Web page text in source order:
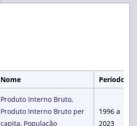
Nome Período
Produto Interno Bruto,
Produto Interno Bruto per
capita, População
1996 a
2023